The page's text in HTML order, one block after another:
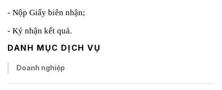
DANH MỤC DỊCH VỤ
Doanh nghiệp
- Nộp Giấy biên nhận;
- Ký nhận kết quả.